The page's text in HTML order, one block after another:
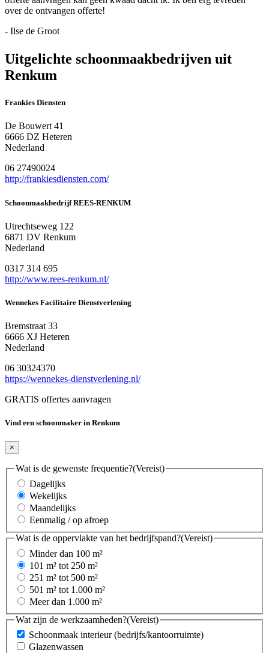
over de ontvangen offerte!
- Ilse de Groot
Uitgelichte schoonmaakbedrijven uit
Renkum
Frankies Diensten
De Bouwert 41
6666 DZ Heteren
Nederland
06 27490024
http://frankiesdiensten.com/
Schoonmaakbedrijf REES-RENKUM
Utrechtseweg 122
6871 DV Renkum
Nederland
0317 314 695
http://www.rees-renkum.nl/
Wennekes Facilitaire Dienstverlening
Bremstraat 33
6666 XJ Heteren
Nederland
06 30324370
https://wennekes-dienstverlening.nl/
GRATIS offertes aanvragen
Vind een schoonmaker in Renkum
×
Wat is de gewenste frequentie?(Vereist)
Dagelijks
Wekelijks
Maandelijks
Eenmalig / op afroep
Wat is de oppervlakte van het bedrijfspand?(Vereist)
Minder dan 100 m²
101 m² tot 250 m²
251 m² tot 500 m²
501 m² tot 1.000 m²
Meer dan 1.000 m²
Wat zijn de werkzaamheden?(Vereist)
Schoonmaak interieur (bedrijfs/kantoorruimte)
Glazenwassen